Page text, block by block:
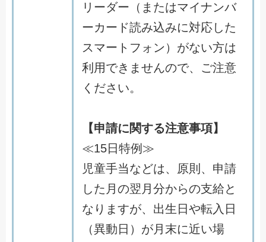
リーダー（またはマイナンバ
ーカード読み込みに対応した
スマートフォン）がない方は
利用できませんので、ご注意
ください。
【申請に関する注意事項】
≪15日特例≫
児童手当などは、原則、申請
した月の翌月分からの支給と
なりますが、出生日や転入日
（異動日）が月末に近い場